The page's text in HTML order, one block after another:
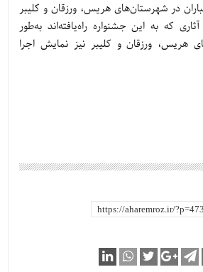
در شهرستان‌های هریس، ورزقان و کلیبر
که به این جشنواره راه‌یافته‌اند به‌طور
هریس، ورزقان و کلیبر نیز نمایش اجرا